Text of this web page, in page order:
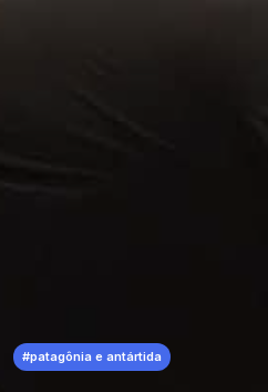
#patagônia e antártida